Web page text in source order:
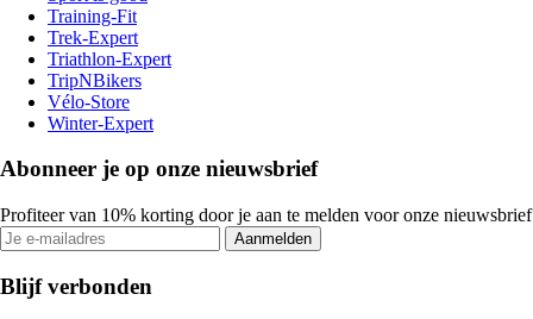
Training-Fit
Trek-Expert
Triathlon-Expert
TripNBikers
Vélo-Store
Winter-Expert
Abonneer je op onze nieuwsbrief
Profiteer van 10% korting door je aan te melden voor onze nieuwsbrief
Aanmelden
Blijf verbonden